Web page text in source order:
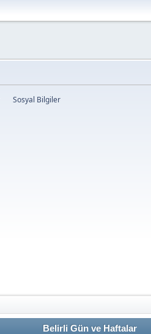
Sosyal Bilgiler
Belirli Gün ve Haftalar